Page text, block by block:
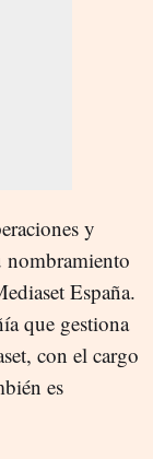
y
nombramiento
España.
que gestiona
con el cargo
es